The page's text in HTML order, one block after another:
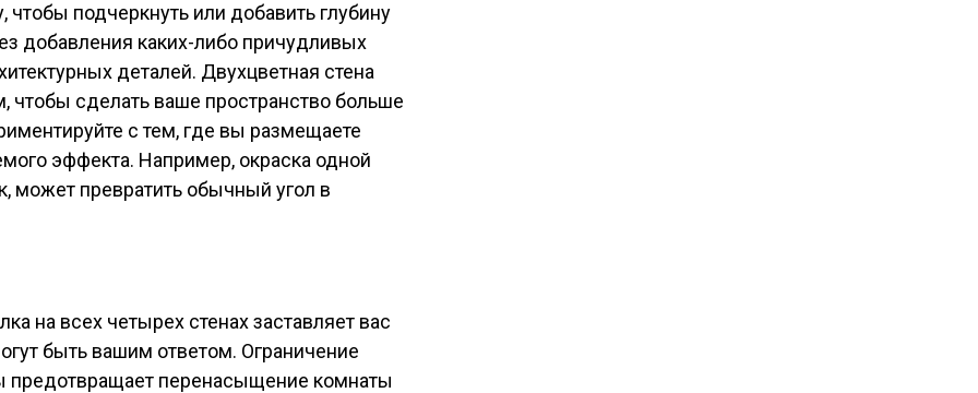
чтобы подчеркнуть или добавить глубину
добавления каких-либо причудливых
деталей. Двухцветная стена
сделать ваше пространство больше
с тем, где вы размещаете
эффекта. Например, окраска одной
может превратить обычный угол в
на всех четырех стенах заставляет вас
быть вашим ответом. Ограничение
предотвращает перенасыщение комнаты